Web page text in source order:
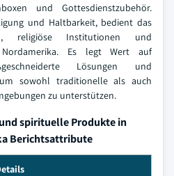
und Gottesdienstzubehör.
und Haltbarkeit, bedient das
religiöse Institutionen und
Es legt Wert auf
Lösungen und
um sowohl traditionelle als auch
zu unterstützen.
spirituelle Produkte in
Berichtsattribute